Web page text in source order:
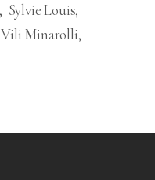
Sylvie Louis
Vili Minarolli